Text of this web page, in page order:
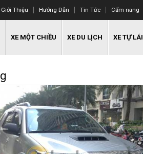
Giới Thiệu Hướng Dẫn Tin Tức Cẩm nang
XE MỘT CHIỀU XE DU LỊCH XE TỰ LÁI